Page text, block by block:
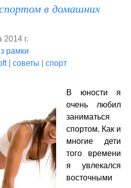
в домашних
2014 г.
рамки
| советы
спорт
В юности я
очень любил
заниматься
спортом. Как и
многие дети
того времени
я увлекался
восточными